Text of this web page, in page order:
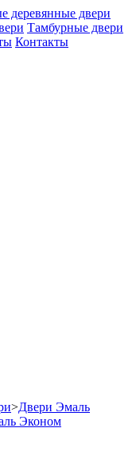
деревянные двери
Тамбурные двери
Контакты
>Двери Эмаль
Эконом